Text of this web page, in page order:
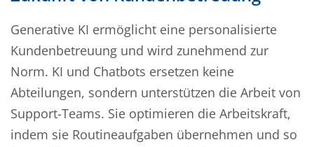
Generative KI ermöglicht eine personalisierte
Kundenbetreuung und wird zunehmend zur
Norm. KI und Chatbots ersetzen keine
Abteilungen, sondern unterstützen die Arbeit von
Support-Teams. Sie optimieren die Arbeitskraft,
indem sie Routineaufgaben übernehmen und so